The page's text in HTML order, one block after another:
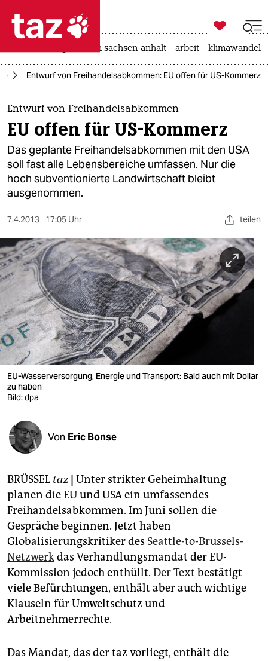
 taz zahl ich
taz zahl ich
themen
politik
öko
gesellschaft
kultur
sport
berlin
nord
wahrheit
verlag
verlag
veranstaltungen
shop
fragen & hilfe
abo
genossenschaft
epaper login

taz zahl ich
landtagswahl in sachsen-anhalt arbeit klimawandel
Entwurf von Freihandelsabkommen: EU offen für US-Kommerz
Entwurf von Freihandelsabkommen
EU offen für US-Kommerz
Das geplante Freihandelsabkommen mit den USA
soll fast alle Lebensbereiche umfassen. Nur die
hoch subventionierte Landwirtschaft bleibt
ausgenommen.
7.4.2013 17:05 Uhr teilen
EU-Wasserversorgung, Energie und Transport: Bald auch mit Dollar
zu haben
Bild: dpa
Von Eric Bonse
BRÜSSEL taz Unter strikter Geheimhaltung
planen die EU und USA ein umfassendes
Freihandelsabkommen. Im Juni sollen die
Gespräche beginnen. Jetzt haben
Globalisierungskritiker des Seattle-to-Brussels-
Netzwerkdas Verhandlungsmandat der EU-
Kommission jedoch enthüllt. Der Text bestätigt
viele Befürchtungen, enthält aber auch wichtige
Klauseln für Umweltschutz und
Arbeitnehmerrechte.
Das Mandat, das der taz vorliegt, enthält die